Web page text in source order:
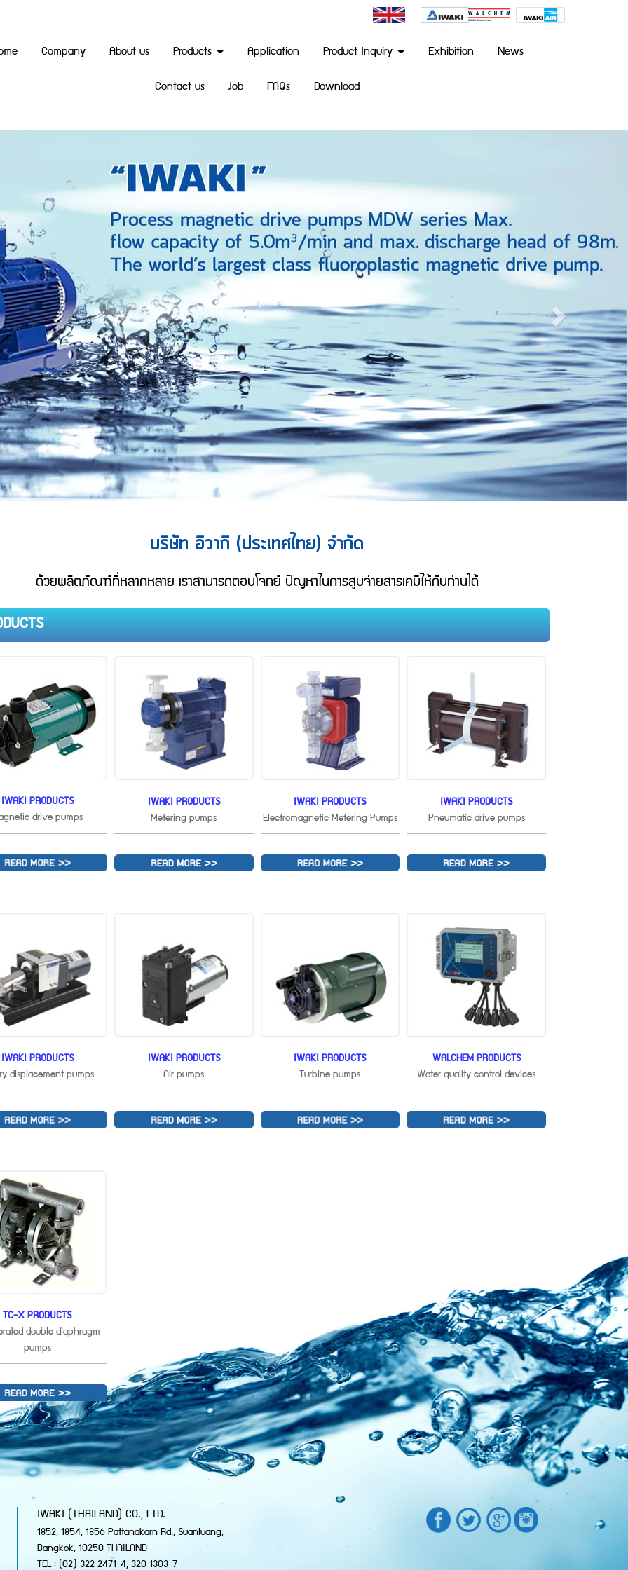
Company About us Products Application Product Inquiry Exhibition News
Contact us Job FAQs Download
บริษัท อิวากิ (ประเทศไทย) จำกัด
ด้วยผลิตภัณฑ์ที่หลากหลาย เราสามารถตอบโจทย์ ปัญหาในการสูบจ่ายสารเคมีให้กับท่านได้
IWAKI PRODUCTS
drive pumps
IWAKI PRODUCTS
Metering pumps
IWAKI PRODUCTS
Electromagnetic Metering Pumps
IWAKI PRODUCTS
Pneumatic drive pumps
IWAKI PRODUCTS
displacement pumps
IWAKI PRODUCTS
Air pumps
IWAKI PRODUCTS
Turbine pumps
WALCHEM PRODUCTS
Water quality control devices
TC-X PRODUCTS
double diaphragm
pumps
IWAKI (THAILAND) CO., LTD.
1852, 1854, 1856 Pattanakarn Rd., Suanluang,
Bangkok, 10250 THAILAND
TEL : (02) 322 2471-4, 320 1303-7